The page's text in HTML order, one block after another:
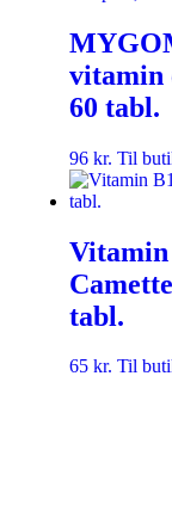
vitamin
60 tabl.
96 kr. Til
Vitamin
tabl.
65 kr. Til